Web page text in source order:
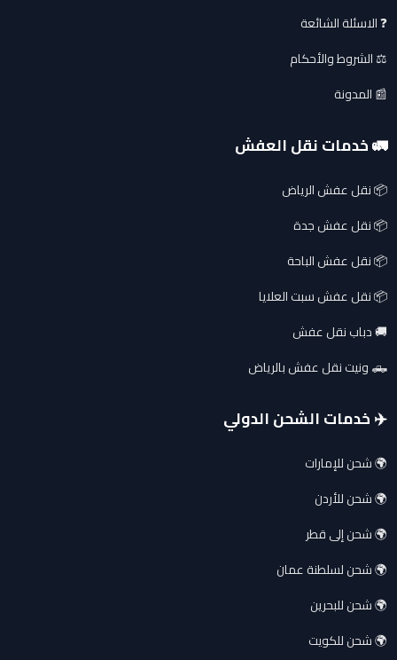
❓ الاسئلة الشائعة
⚖️ الشروط والأحكام
📰 المدونة
🚛 خدمات نقل العفش
📦 نقل عفش الرياض
📦 نقل عفش جدة
📦 نقل عفش الباحة
📦 نقل عفش سبت العلايا
🚚 دباب نقل عفش
🛻 ونيت نقل عفش بالرياض
✈️ خدمات الشحن الدولي
🌍 شحن للإمارات
🌍 شحن للأردن
🌍 شحن إلى قطر
🌍 شحن لسلطنة عمان
🌍 شحن للبحرين
🌍 شحن للكويت